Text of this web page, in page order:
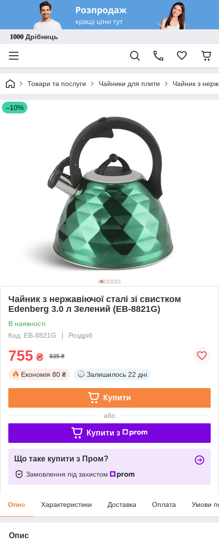
𝟏𝟎𝟎𝟎 Дрібниць
Товари та послуги Чайники для плити Чайник з
–10%
Чайник з нержавіючої сталі зі свистком
Edenberg 3.0 л Зелений (EB-8821G)
В наявності
Код: EB-8821G
Роздріб
755 ₴ 835 ₴
Економія 80 ₴ Залишилось 22 дні
Купити
або
Купити з
Що таке купити з Пром?
Замовлення під захистом
Опис Характеристики Доставка Оплата Умови
Опис